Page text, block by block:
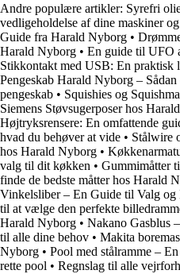
Andre populære artikler: Syrefri
vedligeholdelse af dine maskiner
Guide fra Harald Nyborg •
Harald Nyborg • En guide til UFO
Stikkontakt med USB: En praktisk
Pengeskab Harald Nyborg –
pengeskab • Squishies og
Siemens Støvsugerposer hos
Højtryksrensere: En omfattende
hvad du behøver at vide • Stålwire
hos Harald Nyborg •
valg til dit køkken • Gummimåtter
finde de bedste måtter hos Harald
Vinkelsliber – En Guide til Valg og
til at vælge den perfekte
Harald Nyborg • Nakano Gasblus
til alle dine behov • Makita
Nyborg • Pool med stålramme –
rette pool • Regnslag til alle